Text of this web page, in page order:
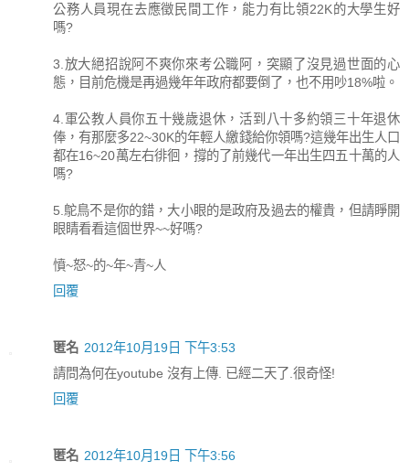
公務人員現在去應徵民間工作，能力有比領22K的大學生好
嗎?
3.放大絕招說阿不爽你來考公職阿，突顯了沒見過世面的心
態，目前危機是再過幾年年政府都要倒了，也不用吵18%啦。
4.軍公教人員你五十幾歲退休，活到八十多約領三十年退休
俸，有那麼多22~30K的年輕人繳錢給你領嗎?這幾年出生人口
都在16~20萬左右徘徊，撐的了前幾代一年出生四五十萬的人
嗎?
5.鴕鳥不是你的錯，大小眼的是政府及過去的權貴，但請睜開
眼睛看看這個世界~~好嗎?
憤~怒~的~年~青~人
回覆
匿名 2012年10月19日 下午3:53
請問為何在youtube 沒有上傳. 已經二天了.很奇怪!
回覆
匿名 2012年10月19日 下午3:56